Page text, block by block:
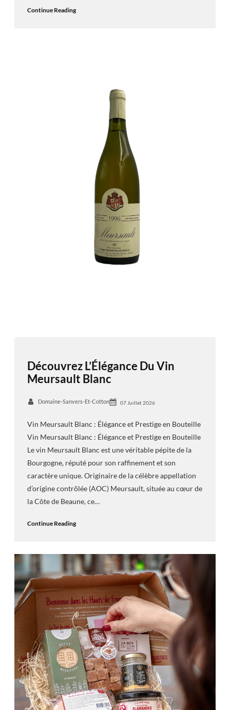
Continue Reading
Découvrez L’Élégance Du Vin
Meursault Blanc
Domaine-Sanvers-Et-Cotton 07 Juillet 2026
Vin Meursault Blanc : Élégance et Prestige en Bouteille
Vin Meursault Blanc : Élégance et Prestige en Bouteille
Le vin Meursault Blanc est une véritable pépite de la
Bourgogne, réputé pour son raffinement et son
caractère unique. Originaire de la célèbre appellation
d’origine contrôlée (AOC) Meursault, située au cœur de
la Côte de Beaune, ce…
Continue Reading